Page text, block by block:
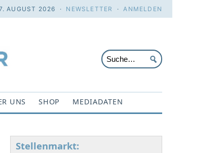
AUGUST 2026 · NEWSLETTER ·ANMELDEN
UNS SHOP MEDIADATEN
Stellenmarkt: